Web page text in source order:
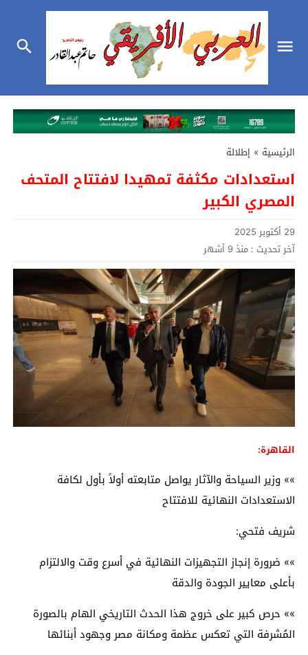
الرئيسية » إطلالة
استعدادات مكثفة تمهيدا لافتتاح المتحف
المصري الكبير
29 أكتوبر 2025
آخر تحديث : منذ 9 أشهر
القاهرة:
»» وزير السياحة والآثار يواصل متابعته أولاً بأول لكافة
الاستعدادات النهائية للافتتاح
شريف فتحي:
»» ضرورة إنجاز التجهيزات النهائية في أسرع وقت والالتزام
بأعلى معايير الجودة والدقة
»» حرص كبير على خروج هذا الحدث التاريخي الهام بالصورة
المُشرفة التي تعكس عظمة ومكانة مصر وجهود أبنائها